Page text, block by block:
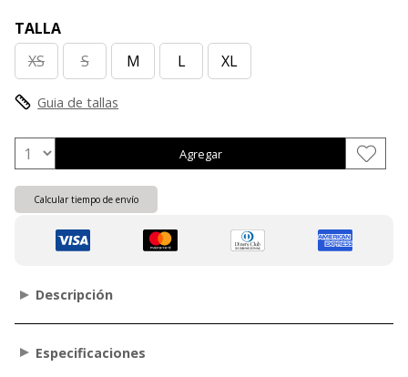
TALLA
XS
S M L XL
Guia de tallas
Agregar
Calcular tiempo de envío
Descripción
Especificaciones